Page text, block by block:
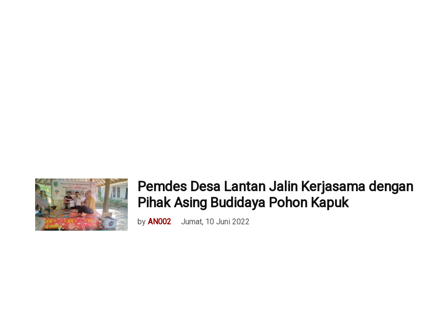
Pemdes Desa Lantan Jalin Kerjasama dengan
Pihak Asing Budidaya Pohon Kapuk
by AN002 Jumat, 10 Juni 2022